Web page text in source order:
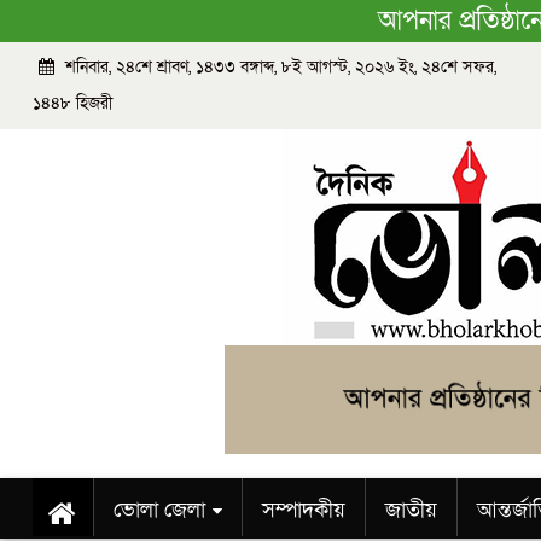
আপনার
শনিবার, ২৪শে শ্রাবণ, ১৪৩৩ বঙ্গাব্দ, ৮ই আগস্ট, ২০২৬ ইং, ২৪শে সফর,
১৪৪৮ হিজরী
ভোলা জেলা সম্পাদকীয় জাতীয়